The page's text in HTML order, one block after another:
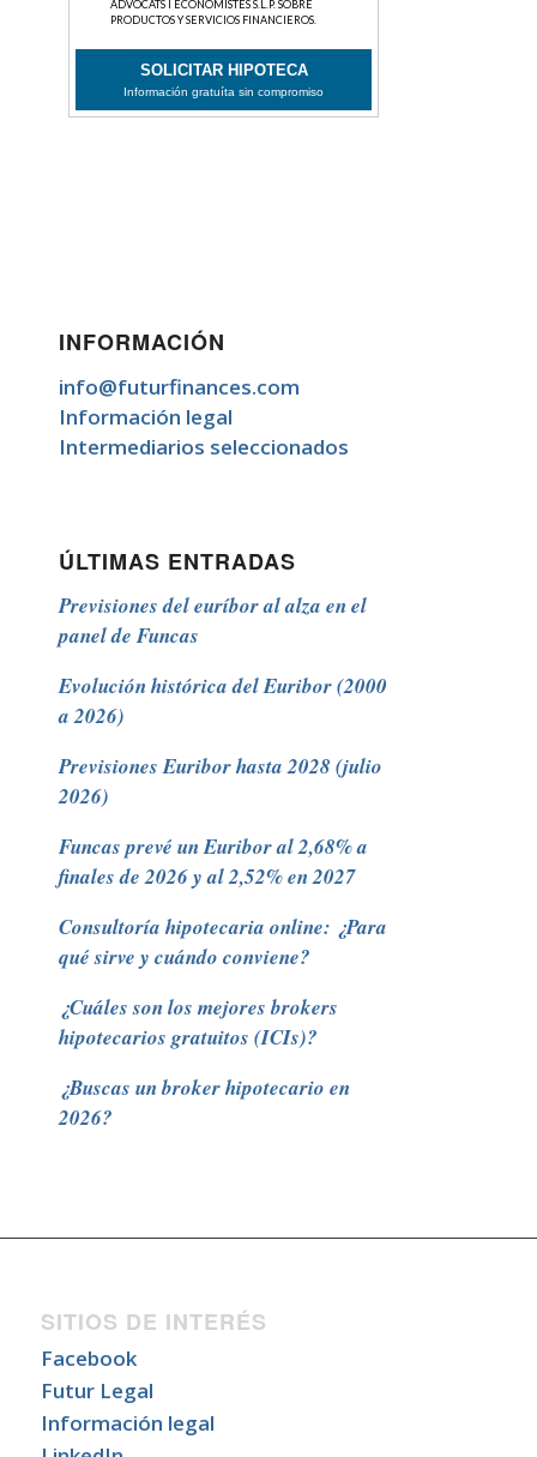
INFORMACIÓN
info@futurfinances.com
Información legal
Intermediarios seleccionados
ÚLTIMAS ENTRADAS
Previsiones del euríbor al alza en el
panel de Funcas
Evolución histórica del Euribor (2000
a 2026)
Previsiones Euribor hasta 2028 (julio
2026)
Funcas prevé un Euribor al 2,68% a
finales de 2026 y al 2,52% en 2027
Consultoría hipotecaria online: ¿Para
qué sirve y cuándo conviene?
¿Cuáles son los mejores brokers
hipotecarios gratuitos (ICIs)?
¿Buscas un broker hipotecario en
2026?
SITIOS DE INTERÉS
Facebook
Futur Legal
Información legal